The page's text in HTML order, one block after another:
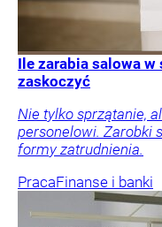
Ile zarabia salowa
zaskoczyć
Nie tylko sprzątanie,
personelowi. Zarobki
formy zatrudnienia.
PracaFinanse i banki